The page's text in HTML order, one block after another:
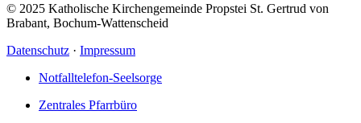
© 2025 Katholische Kirchengemeinde Propstei St. Gertrud von
Brabant, Bochum-Wattenscheid
Datenschutz · Impressum
Notfalltelefon-Seelsorge
Zentrales Pfarrbüro